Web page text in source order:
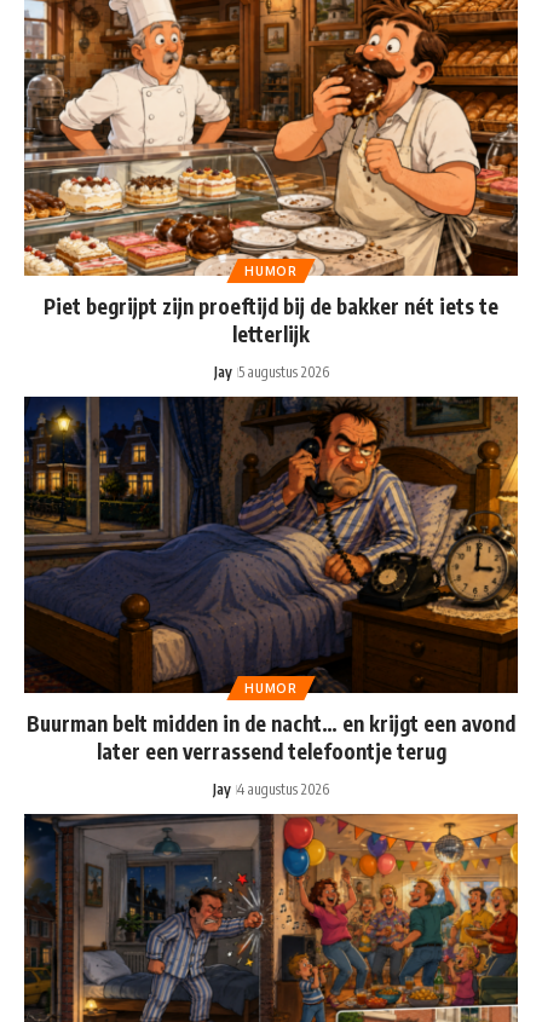
HUMOR
Piet begrijpt zijn proeftijd bij de bakker nét iets te
letterlijk
Jay 5 augustus 2026
HUMOR
Buurman belt midden in de nacht… en krijgt een avond
later een verrassend telefoontje terug
Jay 4 augustus 2026